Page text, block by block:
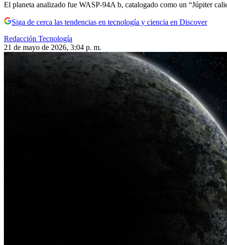
El planeta analizado fue WASP-94A b, catalogado como un “Júpiter
Siga de cerca las tendencias en tecnología y ciencia en Discover
Redacción Tecnología
21 de mayo de 2026, 3:04 p. m.